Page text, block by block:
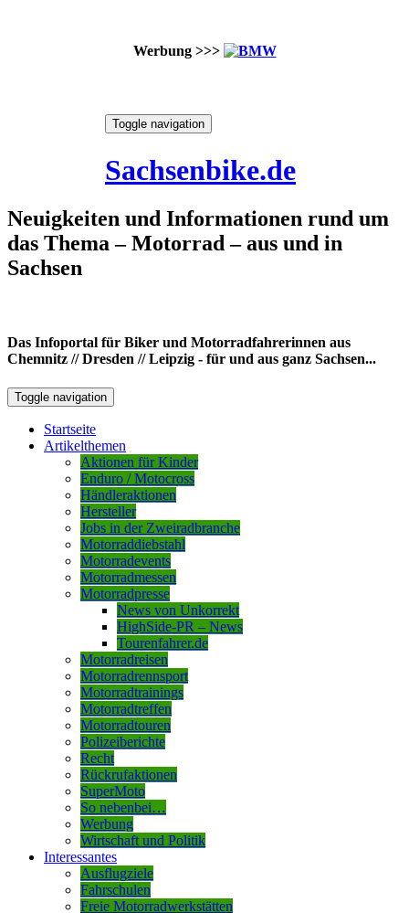
Werbung >>>
Toggle navigation
Sachsenbike.de
Neuigkeiten und Informationen rund um
das Thema – Motorrad – aus und in
Sachsen
Das Infoportal für Biker und Motorradfahrerinnen aus
Chemnitz // Dresden // Leipzig - für und aus ganz Sachsen...
Toggle navigation
Startseite
Artikelthemen
Aktionen für Kinder
Enduro / Motocross
Händleraktionen
Hersteller
Jobs in der Zweiradbranche
Motorraddiebstahl
Motorradevents
Motorradmessen
Motorradpresse
News von Unkorrekt
HighSide-PR – News
Tourenfahrer.de
Motorradreisen
Motorradrennsport
Motorradtrainings
Motorradtreffen
Motorradtouren
Polizeiberichte
Recht
Rückrufaktionen
SuperMoto
So nebenbei…
Werbung
Wirtschaft und Politik
Interessantes
Ausflugziele
Fahrschulen
Freie Motorradwerkstätten